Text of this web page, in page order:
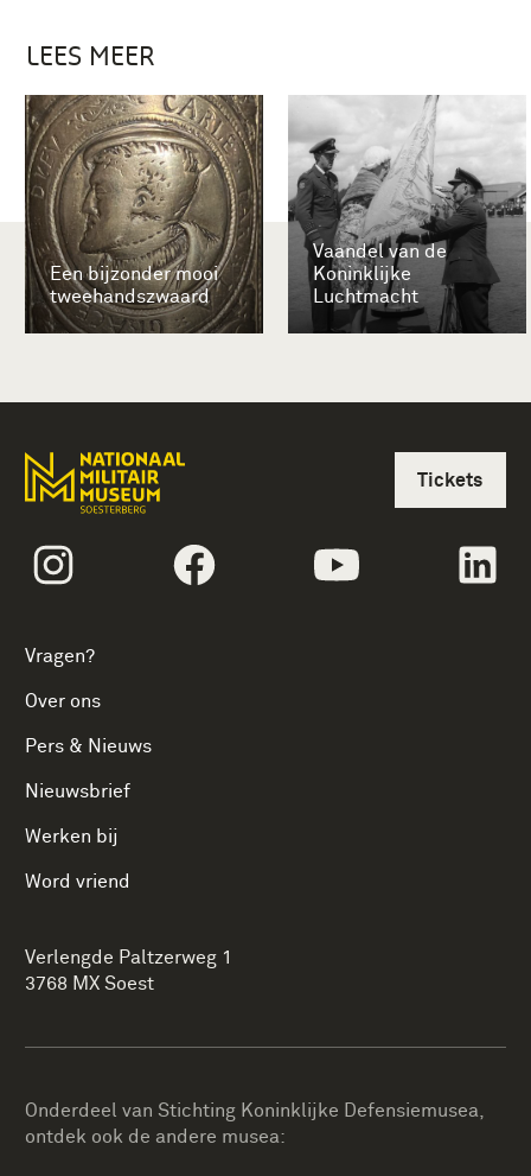
LEES MEER
Een bijzonder mooi
tweehandszwaard
Vaandel van de
Koninklijke
Luchtmacht
volgtekstInstagramvolgtekstFacebookvolgtekstYoutube
Vragen?
Over ons
Pers & Nieuws
Nieuwsbrief
Werken bij
Word vriend
Tickets
Verlengde Paltzerweg 1
3768 MX Soest
Onderdeel van Stichting Koninklijke Defensiemusea,
ontdek ook de andere musea: